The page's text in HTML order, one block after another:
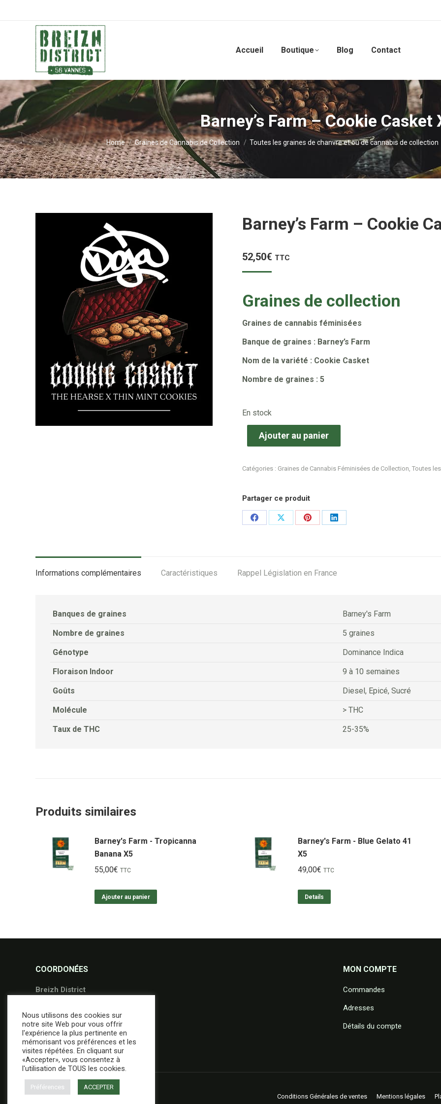
Accueil Boutique Blog Contact
Barney’s Farm – Cookie Casket
You are here:
Home Graines de Cannabis de Collection Toutes les graines de chanvre et ou de cannabis de collection
Barney’s Farm – Cookie
52,50€ TTC
Graines de collection
Graines de cannabis féminisées
Banque de graines : Barney’s Farm
Nom de la variété : Cookie Casket
Nombre de graines : 5
En stock
Ajouter au panier
Catégories : Graines de Cannabis Féminisées de Collection, Toutes
Partager ce produit
Share
Share
Share
Share
Informations complémentaires Caractéristiques Rappel Législation en France
Banques de graines Barney's Farm
Nombre de graines 5 graines
Génotype Dominance Indica
Floraison Indoor 9 à 10 semaines
Goûts Diesel, Epicé, Sucré
Molécule > THC
Taux de THC 25-35%
Produits similaires
Barney's Farm - Tropicanna
Banana X5
55,00€ TTC
Ajouter au panier
Barney's Farm - Blue Gelato 41
X5
49,00€ TTC
Details
COORDONÉES
Breizh District
56000 Vannes
02.97.49.95.09
contact@breizh-district.com
MON COMPTE
Commandes
Adresses
Détails du compte
Conditions Générales de ventes Mentions légales
Nous utilisons des cookies sur
notre site Web pour vous offrir
l'expérience la plus pertinente en
mémorisant vos préférences et les
visites répétées. En cliquant sur
«Accepter», vous consentez à
l'utilisation de TOUS les cookies.
Préférences ACCEPTER